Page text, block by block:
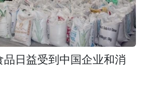
日益受到中国企业和消